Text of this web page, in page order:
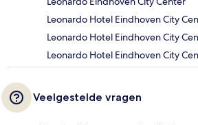
Leonardo Hotel Eindhoven City
Leonardo Hotel Eindhoven City
Leonardo Hotel Eindhoven City
Veelgestelde vragen